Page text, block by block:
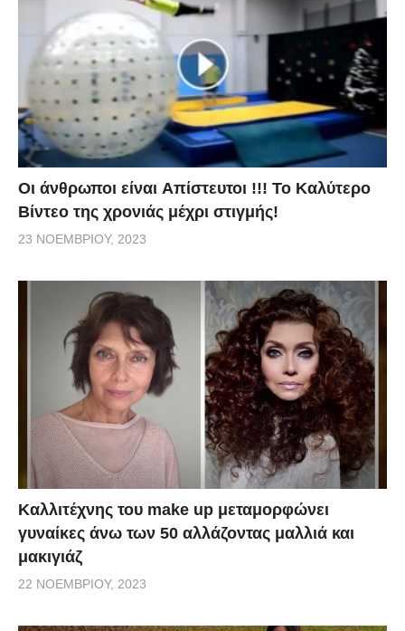
Οι άνθρωποι είναι Aπίστευτοι !!! To Καλύτερο
Βίντεο της χρονιάς μέχρι στιγμής!
23 ΝΟΕΜΒΡΊΟΥ, 2023
Καλλιτέχνης του make up μεταμορφώνει
γυναίκες άνω των 50 αλλάζοντας μαλλιά και
μακιγιάζ
22 ΝΟΕΜΒΡΊΟΥ, 2023